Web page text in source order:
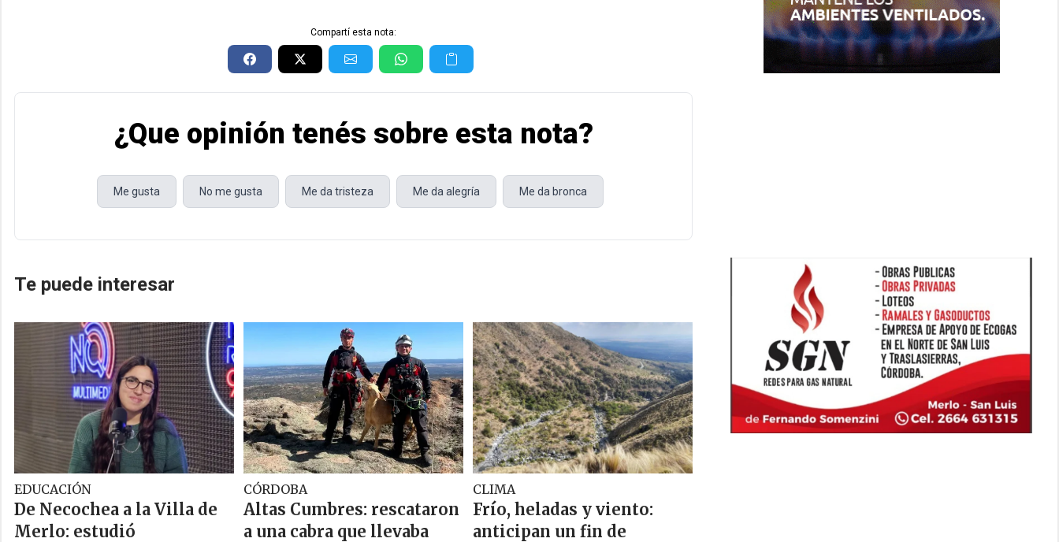
Compartí esta nota:
¿Que opinión tenés sobre esta nota?
Me gusta No me gusta Me da tristeza Me da alegría Me da bronca
Te puede interesar
EDUCACIÓN
De Necochea a la Villa de
Merlo: estudió
CÓRDOBA
Altas Cumbres: rescataron
a una cabra que llevaba
CLIMA
Frío, heladas y viento:
anticipan un fin de